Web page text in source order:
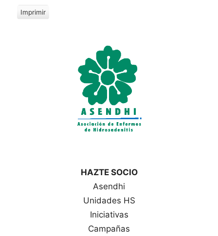
Imprimir
V
HAZTE SOCIO
Asendhi
Unidades HS
Iniciativas
Campañas